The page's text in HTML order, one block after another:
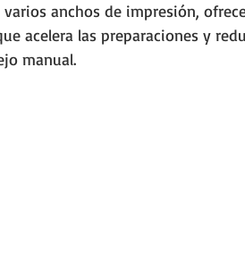
anchos de impresión,
acelera las preparaciones y
manual.